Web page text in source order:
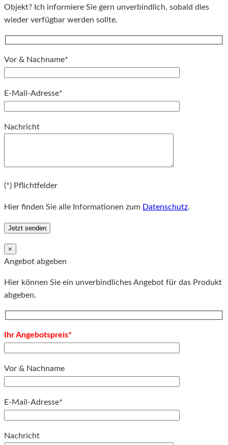
Objekt? Ich informiere Sie gern unverbindlich, sobald dies
wieder verfügbar werden sollte.
Vor & Nachname*
E-Mail-Adresse*
Nachricht
(*) Pflichtfelder
Hier finden Sie alle Informationen zum Datenschutz.
×
Angebot abgeben
Hier können Sie ein unverbindliches Angebot für das Produkt
abgeben.
Ihr Angebotspreis*
Vor & Nachname
E-Mail-Adresse*
Nachricht